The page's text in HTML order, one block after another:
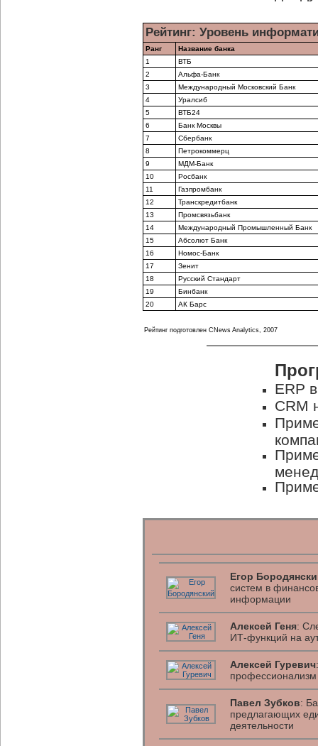
Рейтинг: Уровень
Ранг
Название банка
1
ВТБ
2
Альфа-Банк
3
Международный Московский Банк
4
Уралсиб
5
ВТБ24
6
Банк Москвы
7
Сбербанк
8
Петрокоммерц
9
МДМ-Банк
10
Росбанк
11
Газпромбанк
12
Транскредитбанк
13
Промсвязьбанк
14
Международный Промышленный Банк
15
Абсолют Банк
16
Номос-Банк
17
Зенит
18
Русский Стандарт
19
Бинбанк
20
АК Барс
Рейтинг подготовлен CNews Analytics, 2007
ERP
CRM
Егор
систем в
информации
Алексей Геня:
ИТ-функций на
Алексей Гуревич
профессионализм
Павел Зубков:
предлагающих
деятельности